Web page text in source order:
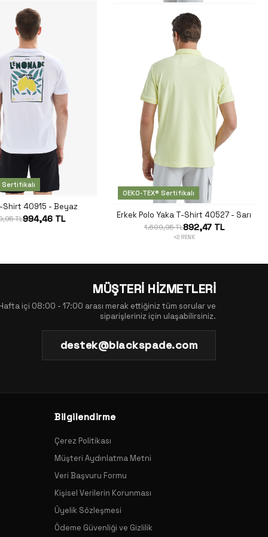
Sertifikalı
Shirt 40915 - Beyaz
TL994,46 TL
OEKO-TEX® Sertifikalı
Erkek Polo Yaka T-Shirt 40527 - Sarı
1.699,95 TL892,47 TL
+2 RENK
MÜŞTERİ HİZMETLERİ
içi 08:00 - 17:00 arası merak ettiğiniz tüm sorular ve
siparişleriniz için ulaşabilirsiniz.
destek@blackspade.com
Bilgilendirme
Çerez Politikası
Müşteri Aydınlatma Metni
Veri Başvuru Formu
Kişisel Verilerin Korunması
Üyelik Sözleşmesi
Ödeme Güvenliği ve Gizlilik